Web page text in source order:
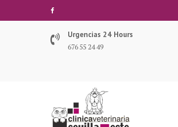
Urgencias 24 Hours
676 55 24 49